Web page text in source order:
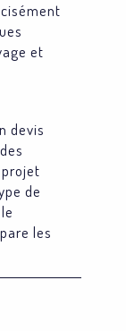
et
devis
de
les